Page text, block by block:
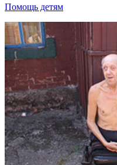
Помощь детям